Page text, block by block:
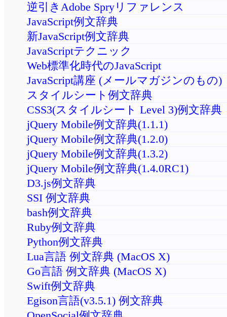
逆引きAdobe Spryリファレンス
JavaScript例文辞典
新JavaScript例文辞典
JavaScriptテクニック
Web標準化時代のJavaScript
JavaScript講座 (メールマガジンのもの)
スタイルシート例文辞典
CSS3(スタイルシート Level 3)例文辞典
jQuery Mobile例文辞典(1.1.1)
jQuery Mobile例文辞典(1.2.0)
jQuery Mobile例文辞典(1.3.2)
jQuery Mobile例文辞典(1.4.0RC1)
D3.js例文辞典
SSI 例文辞典
bash例文辞典
Ruby例文辞典
Python例文辞典
Lua言語 例文辞典 (MacOS X)
Go言語 例文辞典 (MacOS X)
Swift例文辞典
Egison言語(v3.5.1) 例文辞典